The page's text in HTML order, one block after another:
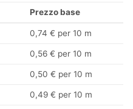
Prezzo base
0,74 € per 10 m
0,56 € per 10 m
0,50 € per 10 m
0,49 € per 10 m